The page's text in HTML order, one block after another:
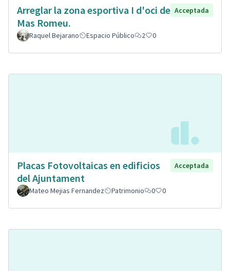
Arreglar la zona esportiva I d'oci de
Mas Romeu.
Acceptada
Raquel Bejarano Espacio Público 2 0
Placas Fotovoltaicas en edificios
del Ajuntament
Acceptada
Mateo Mejias Fernandez Patrimonio 0 0